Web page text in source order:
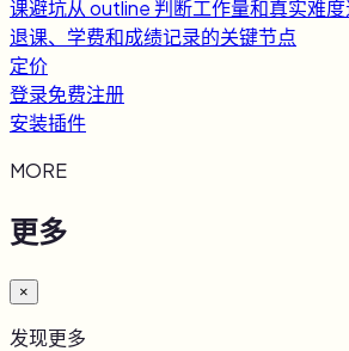
课避坑从 outline 判断工作量和真实难度
退课、学费和成绩记录的关键节点
定价
登录免费注册
安装插件
MORE
更多
×
发现更多